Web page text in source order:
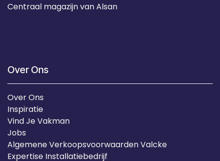
Centraal magazijn van Alsan
Over Ons
Over Ons
Inspiratie
Vind Je Vakman
Jobs
Algemene Verkoopsvoorwaarden Valcke
Expertise Installatiebedrijf